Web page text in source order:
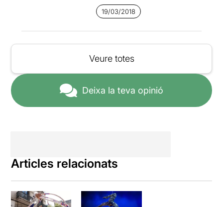
19/03/2018
Veure totes
Deixa la teva opinió
Articles relacionats